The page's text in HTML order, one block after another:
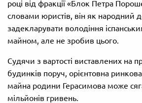
році від фракції «Блок Петра
словами юристів, він як народний
задекларувати володіння
майном, але не зробив цього.
Судячи з вартості виставлених на
будинків поруч, орієнтовна ринкова
майна родини Герасимова може
мільйонів гривень.